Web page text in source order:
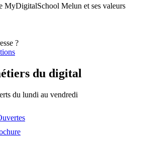
MyDigitalSchool Melun et ses valeurs
?
du digital
du lundi au vendredi